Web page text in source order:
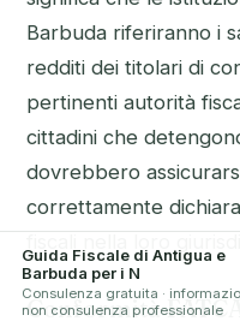
Barbuda riferiranno i
redditi dei titolari di
pertinenti autorità
cittadini che
dovrebbero
correttamente
Conformità
Guida Fiscale di Antigua e
Barbuda per i N
Consulenza gratuita ·
non consulenza professionale